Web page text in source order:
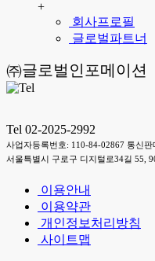
+
회사프로필
글로벌파트너
㈜글로벌인포메이션
Tel 02-2025-2992
사업자등록번호: 110-84-02867 통신
서울특별시 구로구 디지털로34길 55,
이용안내
이용약관
개인정보처리방침
사이트맵